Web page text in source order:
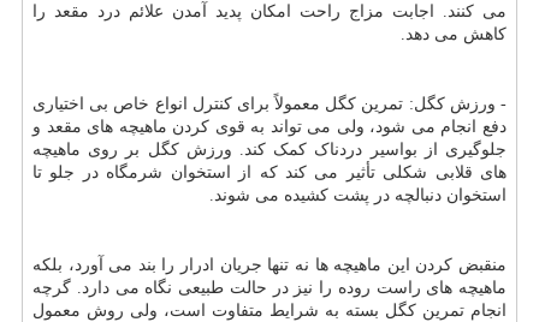
می کنند. اجابت مزاج راحت امکان پدید آمدن علائم درد مقعد را
کاهش می دهد.
- ورزش کگل: تمرین کگل معمولاً برای کنترل انواع خاص بی اختیاری
دفع انجام می شود، ولی می تواند به قوی کردن ماهیچه های مقعد و
جلوگیری از بواسیر دردناک کمک کند. ورزش کگل بر روی ماهیچه
های قلابی شکلی تأثیر می کند که از استخوان شرمگاه در جلو تا
استخوان دنبالچه در پشت کشیده می شوند.
منقبض کردن این ماهیچه ها نه تنها جریان ادرار را بند می آورد، بلکه
ماهیچه های راست روده را نیز در حالت طبیعی نگاه می دارد. گرچه
انجام تمرین کگل بسته به شرایط متفاوت است، ولی روش معمول